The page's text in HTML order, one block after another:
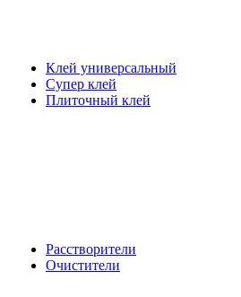
Клей универсальный
Супер клей
Плиточный клей
Расстворители
Очистители